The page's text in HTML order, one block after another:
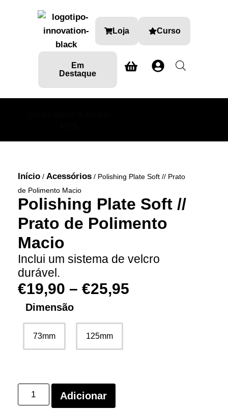
Loja Curso
Em
Destaque
Início / Acessórios / Polishing Plate Soft // Prato
de Polimento Macio
Polishing Plate Soft //
Prato de Polimento
Macio
Inclui um sistema de velcro
durável.
€19,90 – €25,95
Dimensão
73mm 125mm
Adicionar